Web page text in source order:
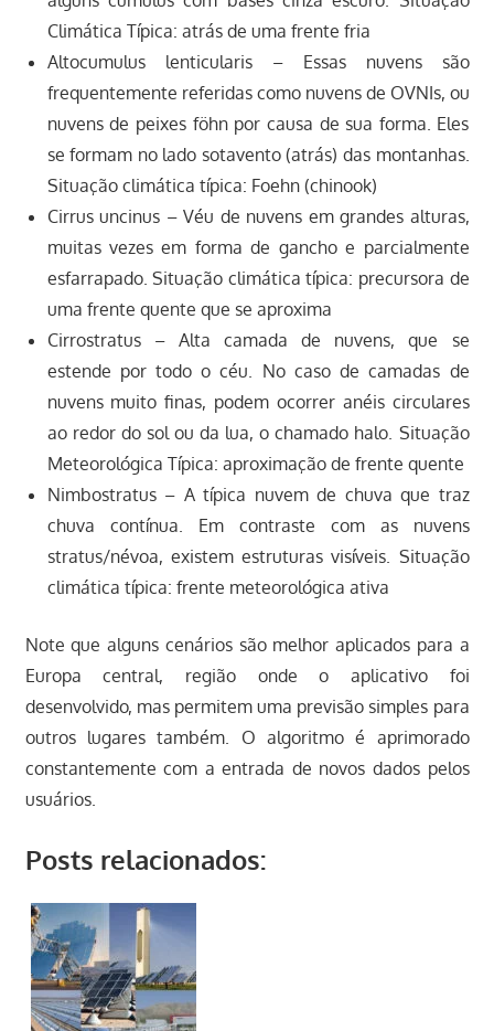
Climática Típica: atrás de uma frente fria
Altocumulus lenticularis – Essas nuvens são
frequentemente referidas como nuvens de OVNIs, ou
nuvens de peixes föhn por causa de sua forma. Eles
se formam no lado sotavento (atrás) das montanhas.
Situação climática típica: Foehn (chinook)
Cirrus uncinus – Véu de nuvens em grandes alturas,
muitas vezes em forma de gancho e parcialmente
esfarrapado. Situação climática típica: precursora de
uma frente quente que se aproxima
Cirrostratus – Alta camada de nuvens, que se
estende por todo o céu. No caso de camadas de
nuvens muito finas, podem ocorrer anéis circulares
ao redor do sol ou da lua, o chamado halo. Situação
Meteorológica Típica: aproximação de frente quente
Nimbostratus – A típica nuvem de chuva que traz
chuva contínua. Em contraste com as nuvens
stratus/névoa, existem estruturas visíveis. Situação
climática típica: frente meteorológica ativa
Note que alguns cenários são melhor aplicados para a
Europa central, região onde o aplicativo foi
desenvolvido, mas permitem uma previsão simples para
outros lugares também. O algoritmo é aprimorado
constantemente com a entrada de novos dados pelos
usuários.
Posts relacionados: